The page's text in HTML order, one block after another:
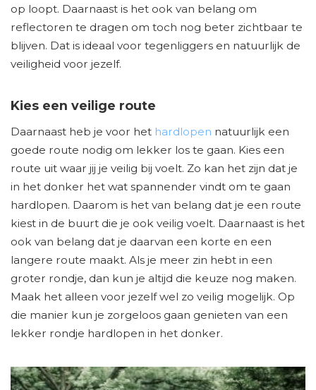
op loopt. Daarnaast is het ook van belang om
reflectoren te dragen om toch nog beter zichtbaar te
blijven. Dat is ideaal voor tegenliggers en natuurlijk de
veiligheid voor jezelf.
Kies een veilige route
Daarnaast heb je voor het hardlopen natuurlijk een
goede route nodig om lekker los te gaan. Kies een
route uit waar jij je veilig bij voelt. Zo kan het zijn dat je
in het donker het wat spannender vindt om te gaan
hardlopen. Daarom is het van belang dat je een route
kiest in de buurt die je ook veilig voelt. Daarnaast is het
ook van belang dat je daarvan een korte en een
langere route maakt. Als je meer zin hebt in een
groter rondje, dan kun je altijd die keuze nog maken.
Maak het alleen voor jezelf wel zo veilig mogelijk. Op
die manier kun je zorgeloos gaan genieten van een
lekker rondje hardlopen in het donker.